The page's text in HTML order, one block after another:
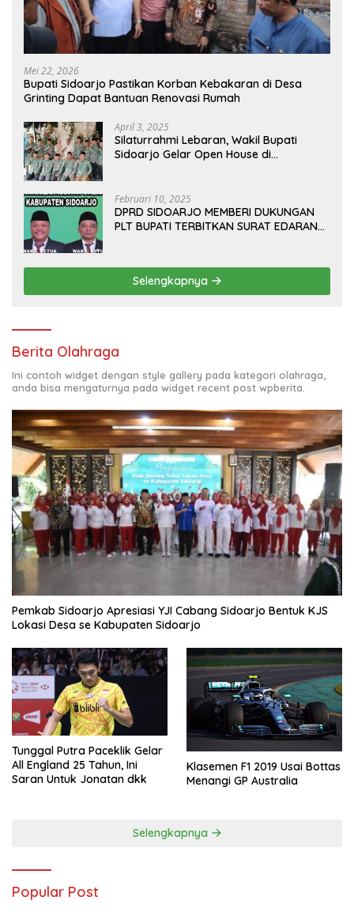
Mei 22, 2026
Bupati Sidoarjo Pastikan Korban Kebakaran di Desa
Grinting Dapat Bantuan Renovasi Rumah
April 3, 2025
Silaturrahmi Lebaran, Wakil Bupati
Sidoarjo Gelar Open House di
Februari 10, 2025
DPRD SIDOARJO MEMBERI DUKUNGAN
PLT BUPATI TERBITKAN SURAT EDARAN
KELUAR KOTA
Selengkapnya
Berita Olahraga
Ini contoh widget dengan style gallery pada kategori olahraga,
anda bisa mengaturnya pada widget recent post wpberita.
Pemkab Sidoarjo Apresiasi YJI Cabang Sidoarjo Bentuk KJS
Lokasi Desa se Kabupaten Sidoarjo
Tunggal Putra Paceklik Gelar
All England 25 Tahun, Ini
Saran Untuk Jonatan dkk
Klasemen F1 2019 Usai Bottas
Menangi GP Australia
Selengkapnya
Popular Post